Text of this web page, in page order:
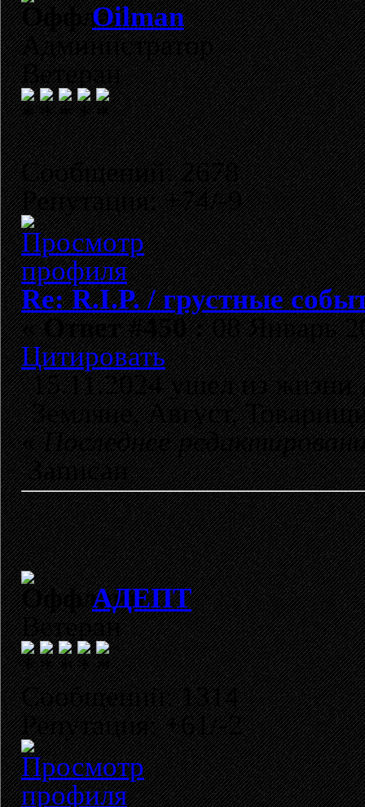
Oilman
Администратор
Ветеран
Сообщений: 2678
Репутация: +74/-9
Re: R.I.P. / грустные
«Ответ #450 :08 Январь
Цитировать
15.11.2024 ушел из жизни
Земляне, Август,
«Последнее
Записан
АДЕПТ
Ветеран
Сообщений: 1314
Репутация: +61/-2